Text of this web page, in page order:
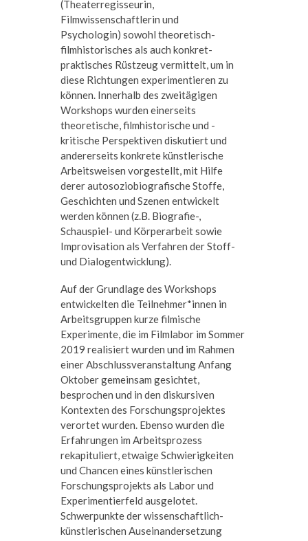
(Theaterregisseurin,
Filmwissenschaftlerin und
Psychologin) sowohl theoretisch-
filmhistorisches als auch konkret-
praktisches Rüstzeug vermittelt, um in
diese Richtungen experimentieren zu
können. Innerhalb des zweitägigen
Workshops wurden einerseits
theoretische, filmhistorische und -
kritische Perspektiven diskutiert und
andererseits konkrete künstlerische
Arbeitsweisen vorgestellt, mit Hilfe
derer autosoziobiografische Stoffe,
Geschichten und Szenen entwickelt
werden können (z.B. Biografie-,
Schauspiel- und Körperarbeit sowie
Improvisation als Verfahren der Stoff-
und Dialogentwicklung).
Auf der Grundlage des Workshops
entwickelten die Teilnehmer*innen in
Arbeitsgruppen kurze filmische
Experimente, die im Filmlabor im Sommer
2019 realisiert wurden und im Rahmen
einer Abschlussveranstaltung Anfang
Oktober gemeinsam gesichtet,
besprochen und in den diskursiven
Kontexten des Forschungsprojektes
verortet wurden. Ebenso wurden die
Erfahrungen im Arbeitsprozess
rekapituliert, etwaige Schwierigkeiten
und Chancen eines künstlerischen
Forschungsprojekts als Labor und
Experimentierfeld ausgelotet.
Schwerpunkte der wissenschaftlich-
künstlerischen Auseinandersetzung